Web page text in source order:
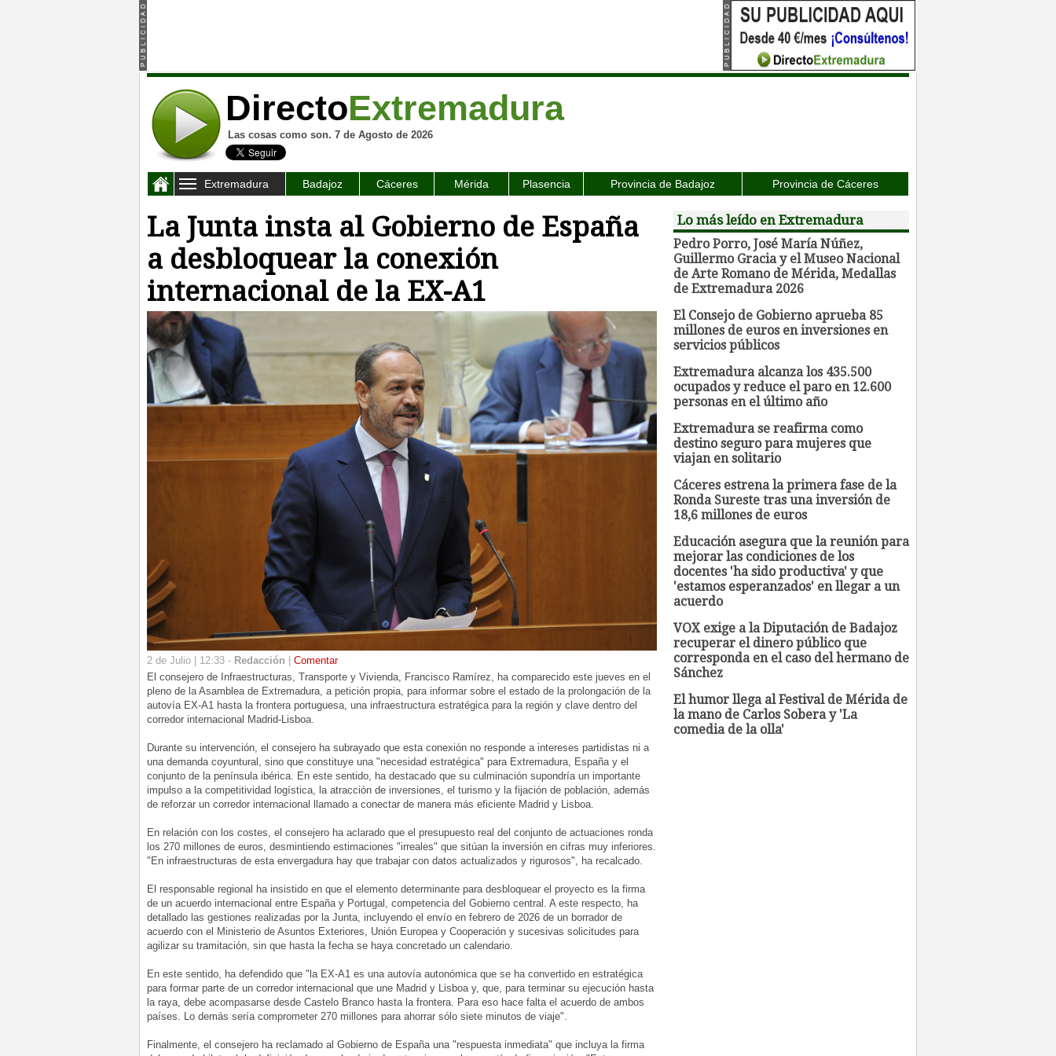
DirectoExtremadura
Las cosas como son. 7 de Agosto de 2026
Extremadura Badajoz Cáceres Mérida Plasencia Provincia de Badajoz Provincia de Cáceres
La Junta insta al Gobierno de España
a desbloquear la conexión
internacional de la EX-A1
2 de Julio | 12:33 - Redacción
Comentar
El consejero de Infraestructuras, Transporte y Vivienda, Francisco Ramírez, ha comparecido este jueves en el
pleno de la Asamblea de Extremadura, a petición propia, para informar sobre el estado de la prolongación de la
autovía EX-A1 hasta la frontera portuguesa, una infraestructura estratégica para la región y clave dentro del
corredor internacional Madrid-Lisboa.
Durante su intervención, el consejero ha subrayado que esta conexión no responde a intereses partidistas ni a
una demanda coyuntural, sino que constituye una "necesidad estratégica" para Extremadura, España y el
conjunto de la península ibérica. En este sentido, ha destacado que su culminación supondría un importante
impulso a la competitividad logística, la atracción de inversiones, el turismo y la fijación de población, además
de reforzar un corredor internacional llamado a conectar de manera más eficiente Madrid y Lisboa.
En relación con los costes, el consejero ha aclarado que el presupuesto real del conjunto de actuaciones ronda
los 270 millones de euros, desmintiendo estimaciones "irreales" que sitúan la inversión en cifras muy inferiores.
"En infraestructuras de esta envergadura hay que trabajar con datos actualizados y rigurosos", ha recalcado.
El responsable regional ha insistido en que el elemento determinante para desbloquear el proyecto es la firma
de un acuerdo internacional entre España y Portugal, competencia del Gobierno central. A este respecto, ha
detallado las gestiones realizadas por la Junta, incluyendo el envío en febrero de 2026 de un borrador de
acuerdo con el Ministerio de Asuntos Exteriores, Unión Europea y Cooperación y sucesivas solicitudes para
agilizar su tramitación, sin que hasta la fecha se haya concretado un calendario.
En este sentido, ha defendido que "la EX-A1 es una autovía autonómica que se ha convertido en estratégica
para formar parte de un corredor internacional que une Madrid y Lisboa y, que, para terminar su ejecución hasta
la raya, debe acompasarse desde Castelo Branco hasta la frontera. Para eso hace falta el acuerdo de ambos
países. Lo demás sería comprometer 270 millones para ahorrar sólo siete minutos de viaje".
Finalmente, el consejero ha reclamado al Gobierno de España una "respuesta inmediata" que incluya la firma
Lo más leído en Extremadura
Pedro Porro, José María Núñez,
Guillermo Gracia y el Museo Nacional
de Arte Romano de Mérida, Medallas
de Extremadura 2026
El Consejo de Gobierno aprueba 85
millones de euros en inversiones en
servicios públicos
Extremadura alcanza los 435.500
ocupados y reduce el paro en 12.600
personas en el último año
Extremadura se reafirma como
destino seguro para mujeres que
viajan en solitario
Cáceres estrena la primera fase de la
Ronda Sureste tras una inversión de
18,6 millones de euros
Educación asegura que la reunión para
mejorar las condiciones de los
docentes 'ha sido productiva' y que
'estamos esperanzados' en llegar a un
acuerdo
VOX exige a la Diputación de Badajoz
recuperar el dinero público que
corresponda en el caso del hermano de
Sánchez
El humor llega al Festival de Mérida de
la mano de Carlos Sobera y 'La
comedia de la olla'